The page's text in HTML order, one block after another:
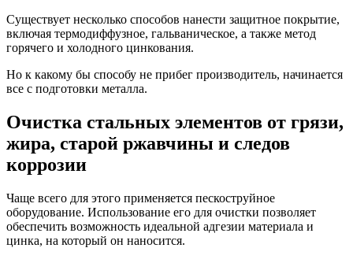
Существует несколько способов нанести защитное покрытие,
включая термодиффузное, гальваническое, а также метод
горячего и холодного цинкования.
Но к какому бы способу не прибег производитель, начинается
все с подготовки металла.
Очистка стальных элементов от грязи,
жира, старой ржавчины и следов
коррозии
Чаще всего для этого применяется пескоструйное
оборудование. Использование его для очистки позволяет
обеспечить возможность идеальной адгезии материала и
цинка, на который он наносится.